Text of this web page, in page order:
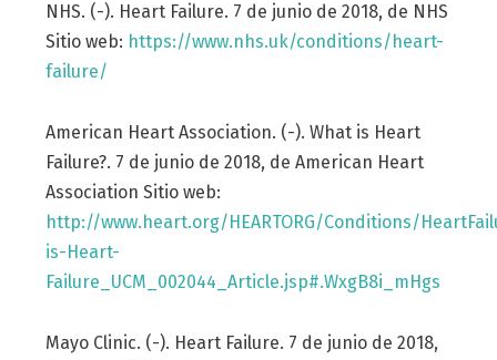
NHS. (-). Heart Failure. 7 de junio de 2018, de NHS
Sitio web: https://www.nhs.uk/conditions/heart-
failure/
American Heart Association. (-). What is Heart
Failure?. 7 de junio de 2018, de American Heart
Association Sitio web:
http://www.heart.org/HEARTORG/Conditions/
is-Heart-
Failure_UCM_002044_Article.jsp#.WxgB8i_mHgs
Mayo Clinic. (-). Heart Failure. 7 de junio de 2018,